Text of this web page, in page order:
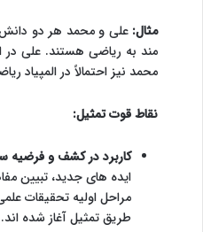
مثال: علی و محمد هر دو
مند به ریاضی هستند. علی در
محمد نیز احتمالاً در المپیاد
نقاط قوت تمثیل:
کاربرد در کشف و فرضیه
ایده های جدید، تبیین
مراحل اولیه تحقیقات
طریق تمثیل آغاز شده اند.